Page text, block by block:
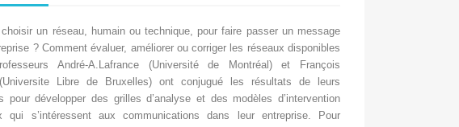
un réseau, humain ou technique, pour faire passer un message
? Comment évaluer, améliorer ou corriger les réseaux disponibles
André-A.Lafrance (Université de Montréal) et François
Libre de Bruxelles) ont conjugué les résultats de leurs
pour développer des grilles d’analyse et des modèles d’intervention
qui s’intéressent aux communications dans leur entreprise. Pour